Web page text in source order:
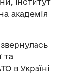
Інститут
академія
та
в Україні